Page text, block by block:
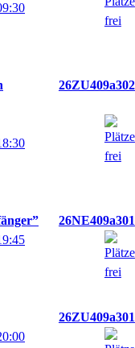
26ZU409a302
26NE409a301
26ZU409a301